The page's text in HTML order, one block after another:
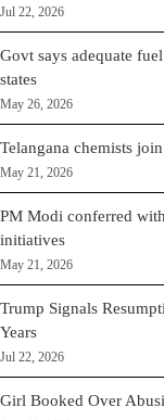
Jul 22, 2026
Govt says adequate
states
May 26, 2026
Telangana chemists
May 21, 2026
PM Modi conferred
initiatives
May 21, 2026
Trump Signals
Years
Jul 22, 2026
Girl Booked Over